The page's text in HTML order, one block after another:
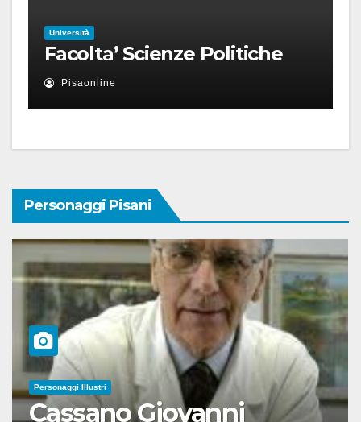
Università
Facolta’ Scienze Politiche
Pisaonline
Personaggi Pisani
Personaggi Illustri
Cassano Giovanni